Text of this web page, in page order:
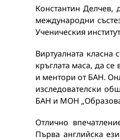
Константин Делчев,
международни
Ученическия
Виртуалната класна
кръглата маса, да
и ментори от БАН.
изследователски
БАН и МОН
Отлично
Първа английска